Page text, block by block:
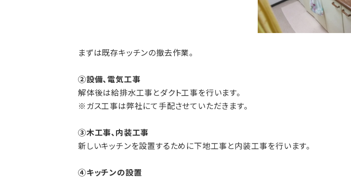
まずは既存キッチンの撤去作業。
②設備、電気工事
解体後は給排水工事とダクト工事を行います。
※ガス工事は弊社にて手配させていただきます。
③木工事、内装工事
新しいキッチンを設置するために下地工事と内装工事を行います。
④キッチンの設置